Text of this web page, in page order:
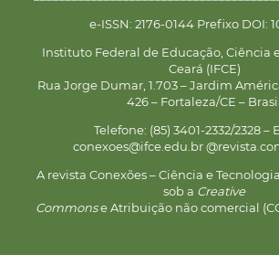
e-ISSN: 2176-0144 Prefixo DOI:
Instituto Federal de Educação, Ciência
Ceará (IFCE)
Rua Jorge Dumar, 1.703 – Jardim
426 – Fortaleza/CE –
Telefone: (85) 3401-2332/2328 –
conexoes@ifce.edu.br
A revista Conexões – Ciência e
sob a Creative
Commonse Atribuição não comercial